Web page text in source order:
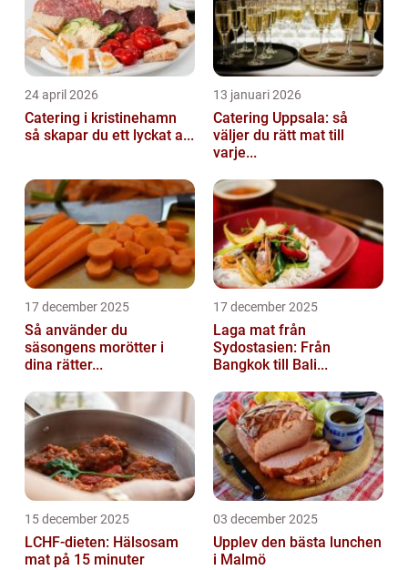
24 april 2026
Catering i kristinehamn
så skapar du ett lyckat a...
13 januari 2026
Catering Uppsala: så
väljer du rätt mat till
varje...
17 december 2025
Så använder du
säsongens morötter i
dina rätter...
17 december 2025
Laga mat från
Sydostasien: Från
Bangkok till Bali...
15 december 2025
LCHF-dieten: Hälsosam
mat på 15 minuter
03 december 2025
Upplev den bästa lunchen
i Malmö